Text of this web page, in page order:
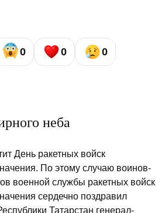
0 0 0
неба
День ракетных войск
По этому случаю воинов-
военной службы ракетных войск
сердечно поздравил
Татарстан генерал-